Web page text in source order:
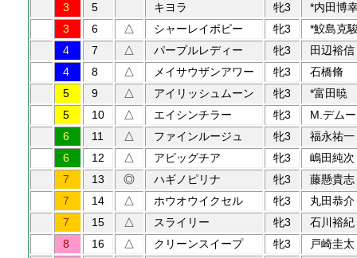
3
5 キヨラ 牝3
*内田博
3
6 △ シャーレイポピー 牝3
*鮫島克
4
7 △ パープルレディー 牝3
田辺裕信
4
8 △ メイサウザンアワー 牝3
石橋脩
5
9 △ アイリッシュムーン 牝3
*富田暁
5
10 △ エイシンチラー 牝3
M.デムー
6
11 △ ファインルージュ 牝3
福永祐一
6
12 △ アビッグチア 牝3
嶋田純次
7
13 ◎ ハギノピリナ 牝3
藤懸貴志
7
14 △ ホウオウイクセル 牝3
丸田恭介
7
15 △ スライリー 牝3
石川裕紀
8
16 △ クリーンスイープ 牝3
戸崎圭太